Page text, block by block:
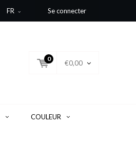
FR Se connecter
0
€0,00
COULEUR